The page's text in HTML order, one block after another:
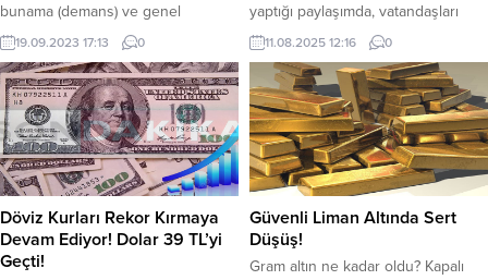
bunama (demans) ve genel
anlamda bilişsel fonksiyonların
azalması şeklinde gelişen tıbbi
durum Alzheimer hastalığı olarak
adlandırılır. Nörolojik bir hastalık
olan Alzheimer aynı zamanda en
yaygın görülen demans türüdür.
Şanlıurfa Mehmet Akif İnan Eğitim
ve Araştırma Hastanesi Sağlıklı Yaş
Alma Merkezinde görevli YAZI...
19.09.2023 17:13 0
yaptığı paylaşımda, vatandaşları
olası felaketlere karşı uyardı.
Orman Genel Müdürlüğü: “Artan
sıcaklık, Düşük nem, şiddetli rüzgar
yüksek tehlike oluşturmaktadır. Bu
dönemde anız yakmayın, sigara
izmariti atmayın, açık alanda ateş
yakmayın, doğaya cam ve çöp
atmayın ” gibi uyarılarda bulundu.
11.08.2025 12:16 0
Döviz Kurları Rekor Kırmaya
Devam Ediyor! Dolar 39 TL’yi
Geçti!
Güvenli Liman Altında Sert
Düşüş!
Gram altın ne kadar oldu? Kapalı